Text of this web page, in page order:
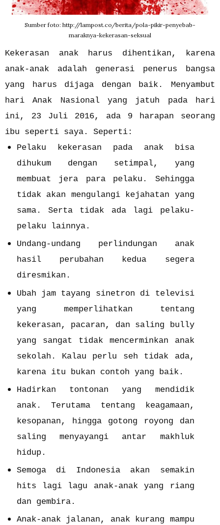
Sumber foto: http://lampost.co/berita/pola-pikir-penyebab-
maraknya-kekerasan-seksual
Kekerasan anak harus dihentikan, karena
anak-anak adalah generasi penerus bangsa
yang harus dijaga dengan baik. Menyambut
hari Anak Nasional yang jatuh pada hari
ini, 23 Juli 2016, ada 9 harapan seorang
ibu seperti saya. Seperti:
Pelaku kekerasan pada anak bisa
dihukum dengan setimpal, yang
membuat jera para pelaku. Sehingga
tidak akan mengulangi kejahatan yang
sama. Serta tidak ada lagi pelaku-
pelaku lainnya.
Undang-undang perlindungan anak
hasil perubahan kedua segera
diresmikan.
Ubah jam tayang sinetron di televisi
yang memperlihatkan tentang
kekerasan, pacaran, dan saling bully
yang sangat tidak mencerminkan anak
sekolah. Kalau perlu seh tidak ada,
karena itu bukan contoh yang baik.
Hadirkan tontonan yang mendidik
anak. Terutama tentang keagamaan,
kesopanan, hingga gotong royong dan
saling menyayangi antar makhluk
hidup.
Semoga di Indonesia akan semakin
hits lagi lagu anak-anak yang riang
dan gembira.
Anak-anak jalanan, anak kurang mampu